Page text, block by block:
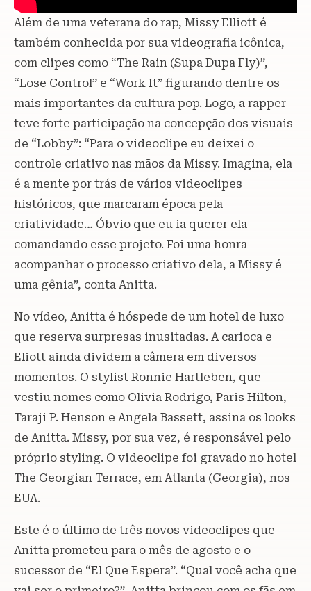
Além de uma veterana do rap, Missy Elliott é
também conhecida por sua videografia icônica,
com clipes como “The Rain (Supa Dupa Fly)”,
“Lose Control” e “Work It” figurando dentre os
mais importantes da cultura pop. Logo, a rapper
teve forte participação na concepção dos visuais
de “Lobby”: “Para o videoclipe eu deixei o
controle criativo nas mãos da Missy. Imagina, ela
é a mente por trás de vários videoclipes
históricos, que marcaram época pela
criatividade… Óbvio que eu ia querer ela
comandando esse projeto. Foi uma honra
acompanhar o processo criativo dela, a Missy é
uma gênia”, conta Anitta.
No vídeo, Anitta é hóspede de um hotel de luxo
que reserva surpresas inusitadas. A carioca e
Eliott ainda dividem a câmera em diversos
momentos. O stylist Ronnie Hartleben, que
vestiu nomes como Olivia Rodrigo, Paris Hilton,
Taraji P. Henson e Angela Bassett, assina os looks
de Anitta. Missy, por sua vez, é responsável pelo
próprio styling. O videoclipe foi gravado no hotel
The Georgian Terrace, em Atlanta (Georgia), nos
EUA.
Este é o último de três novos videoclipes que
Anitta prometeu para o mês de agosto e o
sucessor de “El Que Espera”. “Qual você acha que